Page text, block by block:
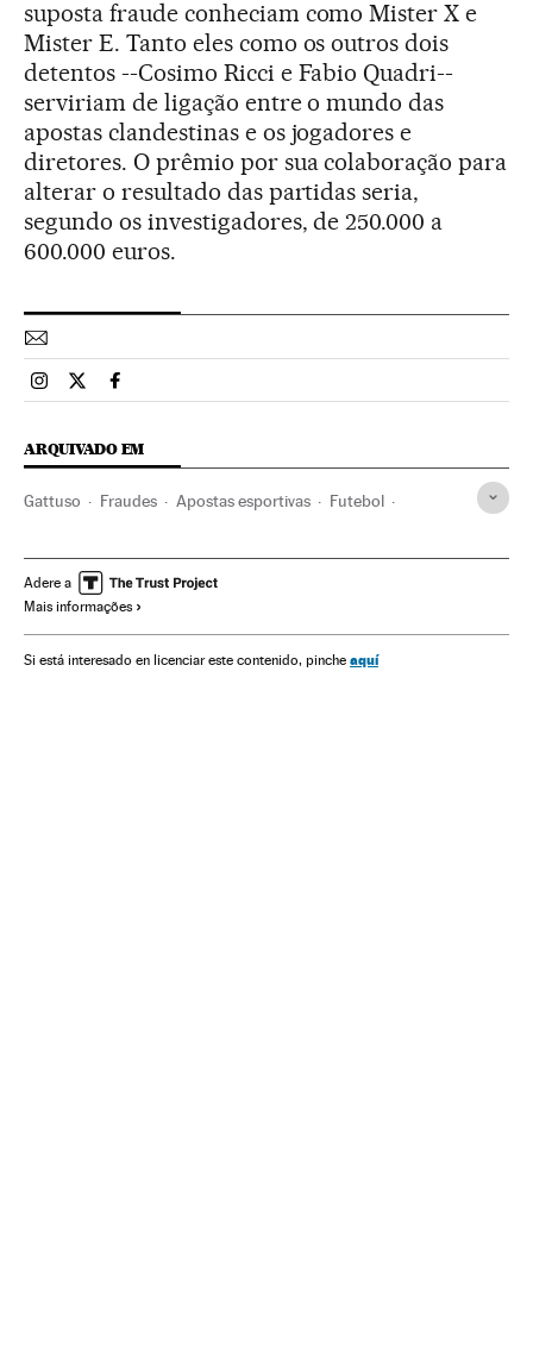
suposta fraude conheciam como Mister X e
Mister E. Tanto eles como os outros dois
detentos --Cosimo Ricci e Fabio Quadri--
serviriam de ligação entre o mundo das
apostas clandestinas e os jogadores e
diretores. O prêmio por sua colaboração para
alterar o resultado das partidas seria,
segundo os investigadores, de 250.000 a
600.000 euros.
Esportes El País Brasil en Instagram
Esportes El País Brasil en Twitter
Esportes El País Brasil en Facebook
ARQUIVADO EM
Gattuso Fraudes Apostas esportivas Futebol
Adere a
Mais informações
Si está interesado en licenciar este contenido, pinche aquí